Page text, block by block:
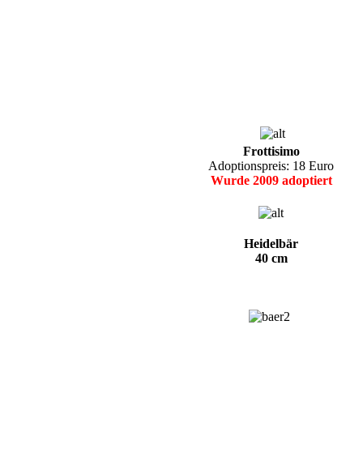
Frottisimo
Adoptionspreis: 18 Euro
Wurde 2009 adoptiert
Heidelbär
40 cm